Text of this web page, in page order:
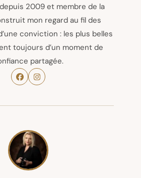
2009 et membre de la
mon regard au fil des
conviction : les plus belles
toujours d’un moment de
partagée.